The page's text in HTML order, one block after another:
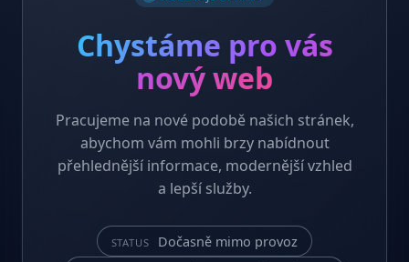
Chystáme pro vás
nový web
Pracujeme na nové podobě našich stránek,
abychom vám mohli brzy nabídnout
přehlednější informace, modernější vzhled
a lepší služby.
STATUS Dočasně mimo provoz